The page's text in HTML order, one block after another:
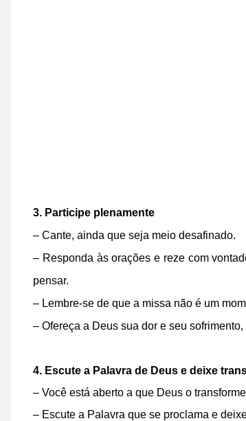
3. Participe plenamente
– Cante, ainda que seja meio desafinado.
– Responda às orações e reze com
pensar.
– Lembre-se de que a missa não é um
– Ofereça a Deus sua dor e seu
4. Escute a Palavra de Deus e deixe
– Você está aberto a que Deus o
– Escute a Palavra que se proclama e